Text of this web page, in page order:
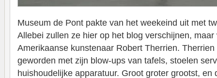
Museum de Pont pakte van het weekeind uit met
Allebei zullen ze hier op het blog verschijnen,
Amerikaanse kunstenaar Robert Therrien.
geworden met zijn blow-ups van tafels, stoelen
huishoudelijke apparatuur. Groot groter grootst, en